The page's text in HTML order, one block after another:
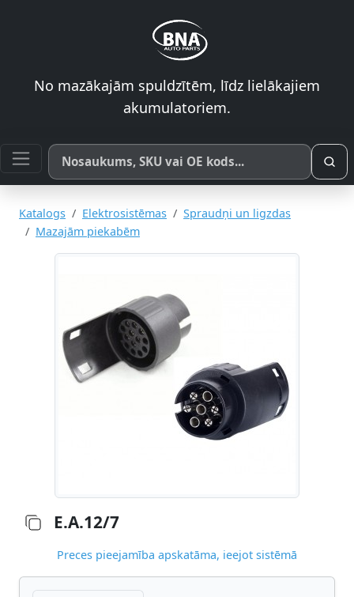
No mazākajām spuldzītēm, līdz lielākajiem
akumulatoriem.
Meklēt pēc produkta nosaukuma, SKU vai OE koda
Katalogs Elektrosistēmas
Spraudņi un ligzdas
Mazajām piekabēm
E.A.12/7
Preces pieejamība apskatāma, ieejot sistēmā